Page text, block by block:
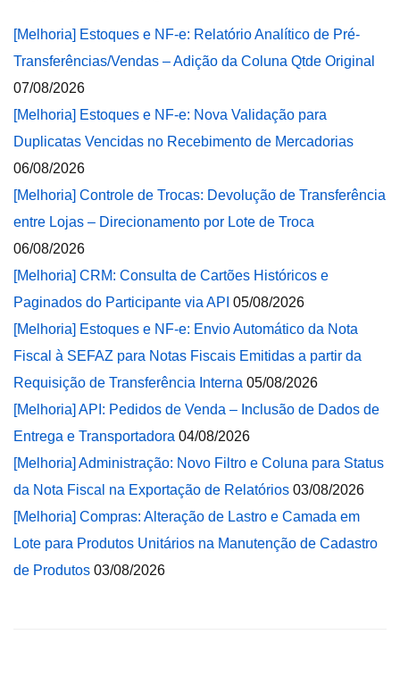
[Melhoria] Estoques e NF-e: Relatório Analítico de Pré-
Transferências/Vendas – Adição da Coluna Qtde Original
07/08/2026
[Melhoria] Estoques e NF-e: Nova Validação para
Duplicatas Vencidas no Recebimento de Mercadorias
06/08/2026
[Melhoria] Controle de Trocas: Devolução de Transferência
entre Lojas – Direcionamento por Lote de Troca
06/08/2026
[Melhoria] CRM: Consulta de Cartões Históricos e
Paginados do Participante via API 05/08/2026
[Melhoria] Estoques e NF-e: Envio Automático da Nota
Fiscal à SEFAZ para Notas Fiscais Emitidas a partir da
Requisição de Transferência Interna 05/08/2026
[Melhoria] API: Pedidos de Venda – Inclusão de Dados de
Entrega e Transportadora 04/08/2026
[Melhoria] Administração: Novo Filtro e Coluna para Status
da Nota Fiscal na Exportação de Relatórios 03/08/2026
[Melhoria] Compras: Alteração de Lastro e Camada em
Lote para Produtos Unitários na Manutenção de Cadastro
de Produtos 03/08/2026